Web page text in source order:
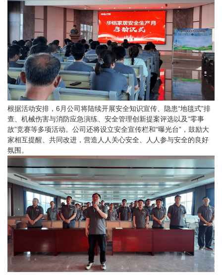
根据活动安排， 6月公司将陆续开展安全知识宣传、隐患“地毯式”排
查、机械伤害与消防应急演练、安全管理创新提案评选以及“零事
故”竞赛等多项活动。公司还将设立安全宣传栏和“曝光台”，鼓励大
家相互提醒、共同改进，营造人人关心安全、人人参与安全的良好
氛围。